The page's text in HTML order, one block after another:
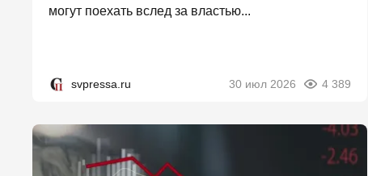
могут поехать вслед за властью...
svpressa.ru 30 июл 2026 4 389